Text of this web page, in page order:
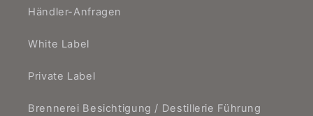
Händler-Anfragen
White Label
Private Label
Brennerei Besichtigung / Destillerie Führung